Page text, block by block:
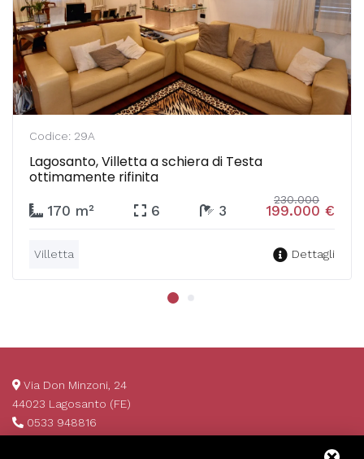
Codice: 29A
Lagosanto, Villetta a schiera di Testa
ottimamente rifinita
170 m² 6 3
230.000
199.000 €
Villetta Dettagli
Via Don Minzoni, 24
44023 Lagosanto (FE)
0533 948816